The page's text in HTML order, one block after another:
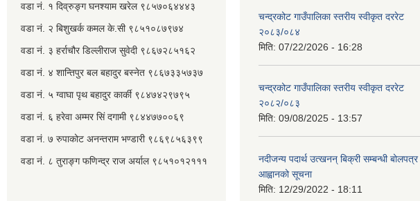
वडा नं. १ दिव्रुङ्ग घनश्याम खरेल ९८५७०६४४४३
वडा नं. २ ‌‍बिशुखर्क कमल के.सी ९८५१०८७९७४
वडा नं. ३ हर्राचौर डिल्लीराज सुवेदी ९८६७२८५१६२
वडा नं. ४ शान्तिपुर बल बहादुर बस्नेत​ ९८६७३३५७३७
वडा नं. ५ ग्वाघा पृथ बहादुर कार्की ९८४७४२९७९५
वडा नं. ६ हरेवा अम्मर सिं दगामी​ ९८४४७७००६९
वडा नं. ७ ‌‍रुपाकोट अनन्तराम भण्डारी ९८६९८५६३९९
वडा नं. ८ तुराङ्ग फणिन्द्र राज अर्याल ९८५१०१२१११
चन्द्रकोट गाउँपालिका स्तरीय स्वीकृत दररेट
२०८३/०८४
मिति: 07/22/2026 - 16:28
चन्द्रकोट गाउँपालिका स्तरीय स्वीकृत दररेट
२०८२/०८३
मिति: 09/08/2025 - 13:57
नदीजन्य पदार्थ उत्खनन् बिक्री सम्बन्धी बोलपत्र
आह्वानको सूचना
मिति: 12/29/2022 - 18:11